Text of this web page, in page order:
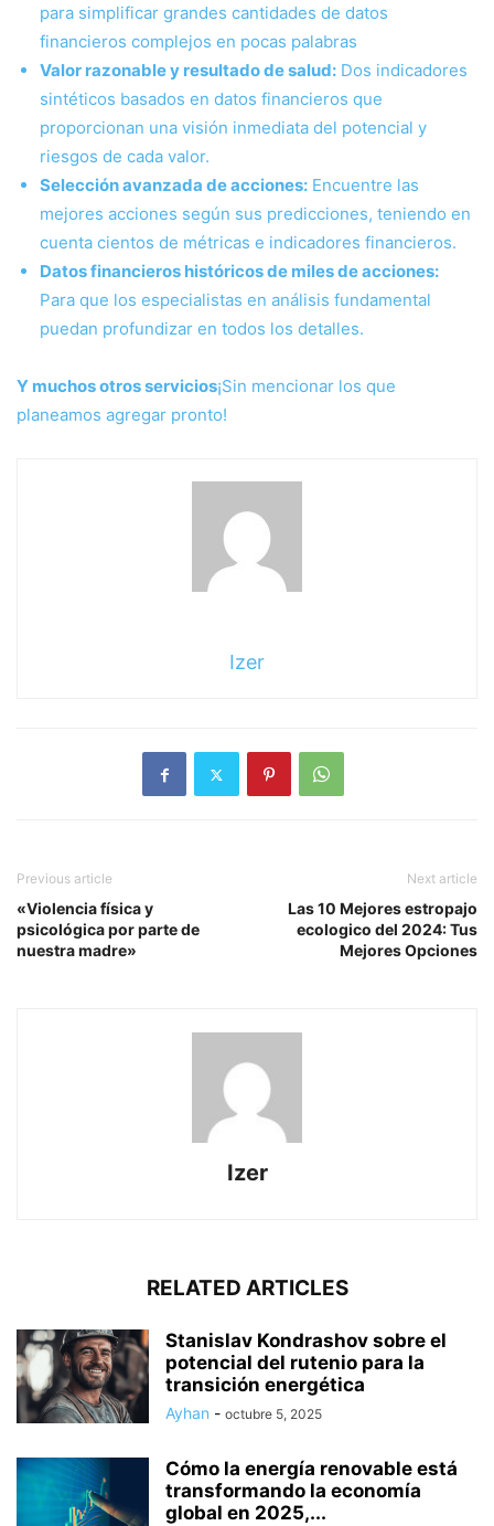
para simplificar grandes cantidades de datos
financieros complejos en pocas palabras
Valor razonable y resultado de salud: Dos indicadores
sintéticos basados ​​en datos financieros que
proporcionan una visión inmediata del potencial y
riesgos de cada valor.
Selección avanzada de acciones: Encuentre las
mejores acciones según sus predicciones, teniendo en
cuenta cientos de métricas e indicadores financieros.
Datos financieros históricos de miles de acciones:
Para que los especialistas en análisis fundamental
puedan profundizar en todos los detalles.
Y muchos otros servicios¡Sin mencionar los que
planeamos agregar pronto!
Izer
Previous article
«Violencia física y
psicológica por parte de
nuestra madre»
Next article
Las 10 Mejores estropajo
ecologico del 2024: Tus
Mejores Opciones
Izer
RELATED ARTICLES
Stanislav Kondrashov sobre el
potencial del rutenio para la
transición energética
Ayhan - octubre 5, 2025
Cómo la energía renovable está
transformando la economía
global en 2025,...